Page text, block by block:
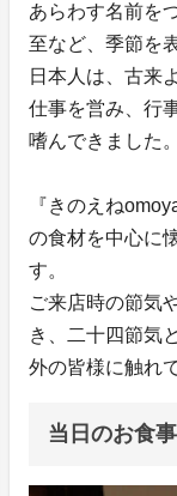
あらわす名前を
至など、季節を
日本人は、古来
仕事を営み、行
嗜んできました。
『きのえね
の食材を中心に
す。
ご来店時の節気
き、二十四節気
外の皆様に触れ
当日のお食